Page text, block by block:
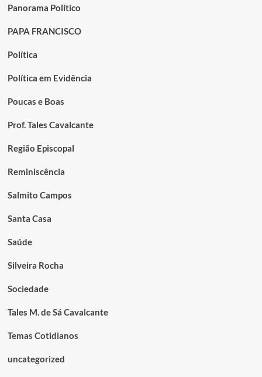
Panorama Político
PAPA FRANCISCO
Política
Política em Evidência
Poucas e Boas
Prof. Tales Cavalcante
Região Episcopal
Reminiscência
Salmito Campos
Santa Casa
Saúde
Silveira Rocha
Sociedade
Tales M. de Sá Cavalcante
Temas Cotidianos
uncategorized